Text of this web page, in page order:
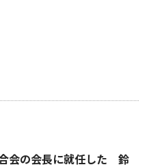
会の会長に就任した 鈴